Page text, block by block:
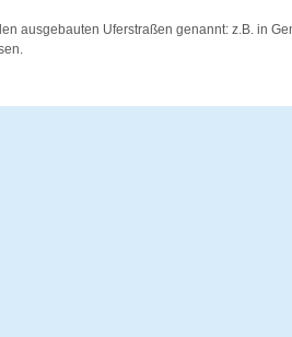
ausgebauten Uferstraßen genannt: z.B. in